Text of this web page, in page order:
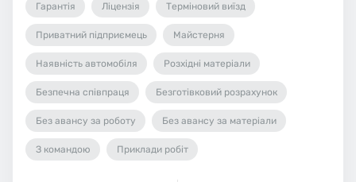
Гарантія Ліцензія Терміновий виїзд
Приватний підприємець Майстерня
Наявність автомобіля Розхідні матеріали
Безпечна співпраця Безготівковий розрахунок
Без авансу за роботу Без авансу за матеріали
З командою Приклади робіт